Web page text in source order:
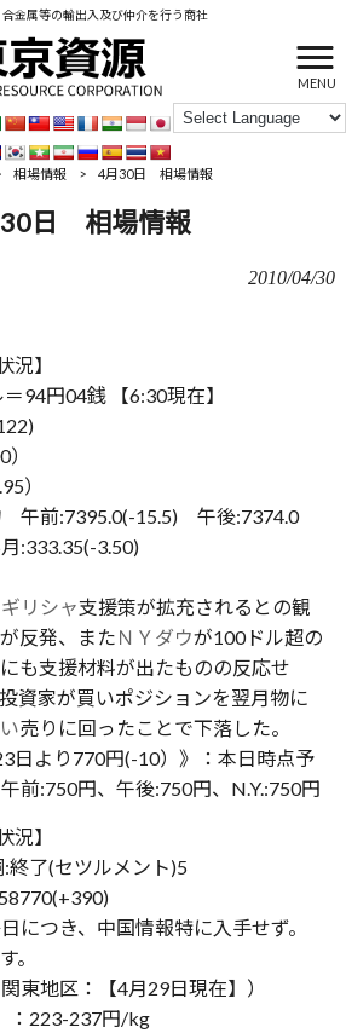
金属等の輸出入及び仲介を行う商社
MENU
相場情報 > 4月30日 相場情報
日 相場情報
2010/04/30
況】
94円04銭 【6:30現在】
）
午前:7395.0(-15.5) 午後:7374.0
:333.35(-3.50)
ギリシャ支援策が拡充されるとの観
反発、また ＮＹダウが100ドル超の
も支援材料が出たものの反応せ
資家が買いポジションを翌月物に
売りに回ったことで下落した。
日より770円(-10）》：本日時点予
前:750円、午後:750円、N.Y.:750円
況】
:終了(セツルメント)5
につき、中国情報特に入手せず。
。
東地区：【4月29日現在】）
：223-237円/kg